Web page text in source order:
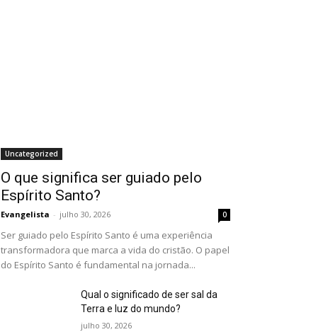
Uncategorized
O que significa ser guiado pelo
Espírito Santo?
Evangelista - julho 30, 2026 0
Ser guiado pelo Espírito Santo é uma experiência
transformadora que marca a vida do cristão. O papel
do Espírito Santo é fundamental na jornada...
Qual o significado de ser sal da
Terra e luz do mundo?
julho 30, 2026